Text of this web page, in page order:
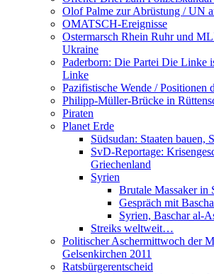
Olof Palme zur Abrüstung / UN
OMATSCH-Ereignisse
Ostermarsch Rhein Ruhr und
Ukraine
Paderborn: Die Partei Die Linke
Linke
Pazifistische Wende /
Philipp-Müller-Brücke in
Piraten
Planet Erde
Südsudan: Staaten bauen,
SvD-Reportage:
Griechenland
Syrien
Brutale Massaker in
Gespräch mit
Syrien, Baschar al-
Streiks weltweit…
Politischer Aschermittwoch der
Gelsenkirchen 2011
Ratsbürgerentscheid